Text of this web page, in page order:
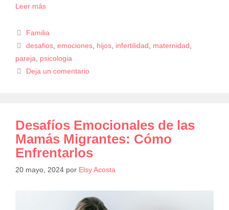
Leer más
Familia
desafios ,emociones hijos infertilidad maternidad
pareja
psicologia
Deja un comentario
Desafíos Emocionales de las
Mamás Migrantes: Cómo
Enfrentarlos
20 mayo, 2024 por Elsy Acosta